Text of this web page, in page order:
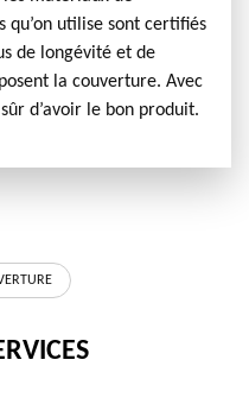
qu’on utilise sont certifiés
de longévité et de
la couverture. Avec
d’avoir le bon produit.